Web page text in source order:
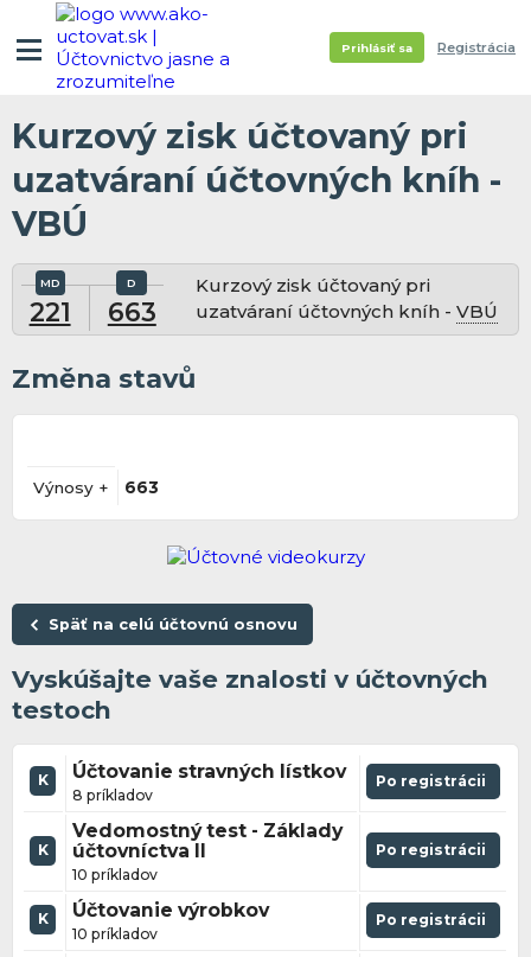
Prihlásiť sa Registrácia
Kurzový zisk účtovaný pri
uzatváraní účtovných kníh -
VBÚ
221 663
Kurzový zisk účtovaný pri
uzatváraní účtovných kníh -VBÚ
Změna stavů
Výnosy + 663
Späť na celú účtovnú osnovu
Vyskúšajte vaše znalosti v účtovných
testoch
K Účtovanie stravných lístkov
8 príkladov
Po registrácii
K
Vedomostný test - Základy
účtovníctva II
10 príkladov
Po registrácii
K Účtovanie výrobkov
10 príkladov
Po registrácii